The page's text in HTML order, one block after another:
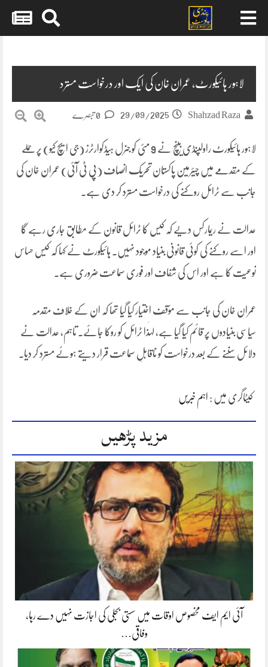
لاہور ہائیکورٹ، عمران خان کی ایک اور درخواست مسترد
Shahzad Raza
29/09/2025
لاہور ہائیکورٹ راولپنڈی بینچ نے 9 مئی کو جنرل ہیڈکوارٹرز (جی ایچ کیو) پر حملے
کے مقدمے میں چیئرمین پاکستان تحریک انصاف (پی ٹی آئی) عمران خان کی
جانب سے ٹرائل روکنے کی درخواست مسترد کر دی ہے۔
عدالت نے ریمارکس دیے کہ کیس کا ٹرائل قانون کے مطابق جاری رہے گا
اور اسے روکنے کی کوئی قانونی بنیاد موجود نہیں۔ ہائیکورٹ نے کہا کہ کیس حساس
نوعیت کا ہے اور اس کی شفاف اور فوری سماعت ضروری ہے۔
عمران خان کی جانب سے مؤقف اختیار کیا گیا تھا کہ ان کے خلاف مقدمہ
سیاسی بنیادوں پر قائم کیا گیا ہے، لہٰذا ٹرائل کو روکا جائے۔ تاہم، عدالت نے
دلائل سننے کے بعد درخواست کو ناقابلِ سماعت قرار دیتے ہوئے مسترد کر دیا۔
کیٹاگری میں : اہم خبریں
مزید پڑھیں
آئی ایم ایف مخصوص اوقات میں سستی بجلی کی اجازت نہیں دے رہا،
وفاقی…